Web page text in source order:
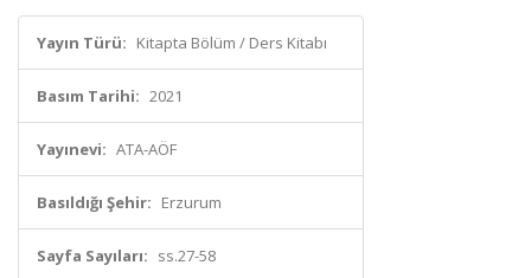
Yayın Türü: Kitapta Bölüm / Ders Kitabı
Basım Tarihi: 2021
Yayınevi: ATA-AÖF
Basıldığı Şehir: Erzurum
Sayfa Sayıları: ss.27-58